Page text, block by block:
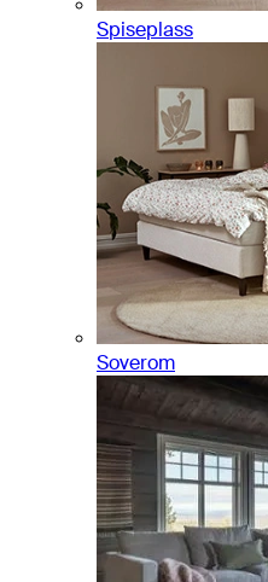
Spiseplass
Soverom